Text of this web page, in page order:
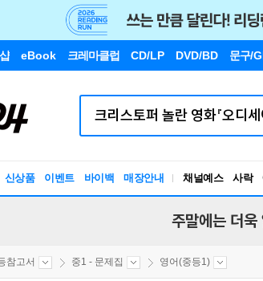
eBook 크레마클럽 CD/LP DVD/BD 문구/
신상품 이벤트 바이백 매장안내 채널예스 사락
주말에는 더욱
참고서 중1 - 문제집 영어(중등1)